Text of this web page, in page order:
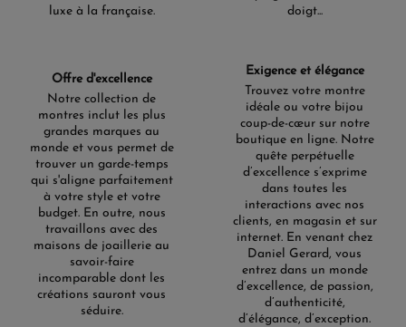
luxe à la française.
doigt...
Offre d'excellence
Notre collection de
montres inclut les plus
grandes marques au
monde et vous permet de
trouver un garde-temps
qui s'aligne parfaitement
à votre style et votre
budget. En outre, nous
travaillons avec des
maisons de joaillerie au
savoir-faire
incomparable dont les
créations sauront vous
séduire.
Exigence et élégance
Trouvez votre montre
idéale ou votre bijou
coup-de-cœur sur notre
boutique en ligne. Notre
quête perpétuelle
d’excellence s’exprime
dans toutes les
interactions avec nos
clients, en magasin et sur
internet. En venant chez
Daniel Gerard, vous
entrez dans un monde
d’excellence, de passion,
d’authenticité,
d’élégance, d’exception.